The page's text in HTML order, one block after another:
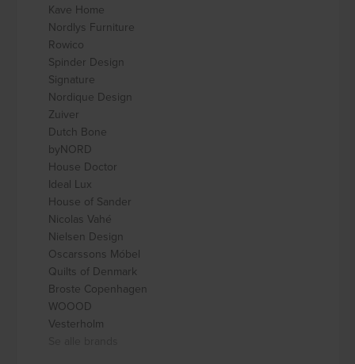
Kave Home
Nordlys Furniture
Rowico
Spinder Design
Signature
Nordique Design
Zuiver
Dutch Bone
byNORD
House Doctor
Ideal Lux
House of Sander
Nicolas Vahé
Nielsen Design
Oscarssons Móbel
Quilts of Denmark
Broste Copenhagen
WOOOD
Vesterholm